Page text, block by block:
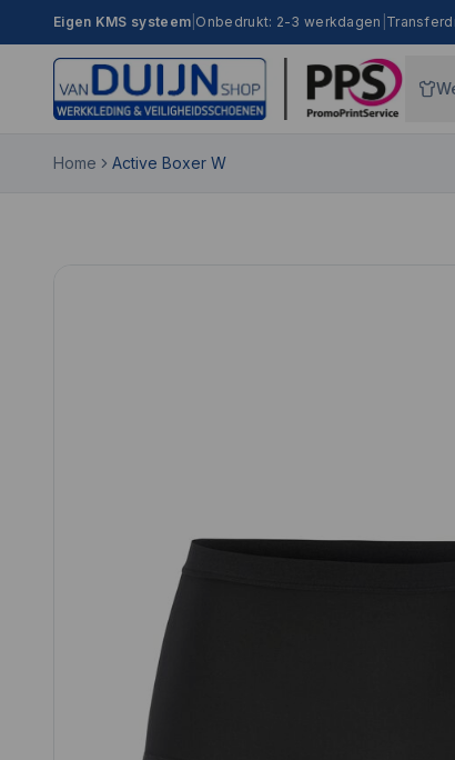
Eigen KMS systeem Onbedrukt: 2-3 werkdagen
Home Active Boxer W